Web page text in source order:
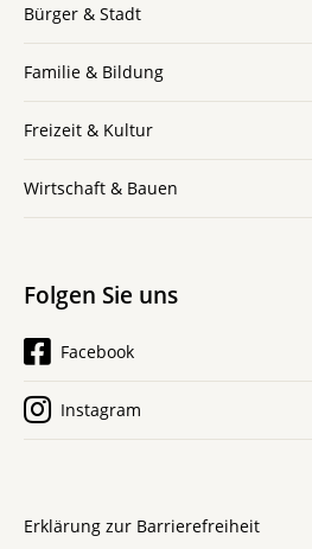
Bürger & Stadt
Familie & Bildung
Freizeit & Kultur
Wirtschaft & Bauen
Folgen Sie uns
Facebook
Instagram
Erklärung zur Barrierefreiheit